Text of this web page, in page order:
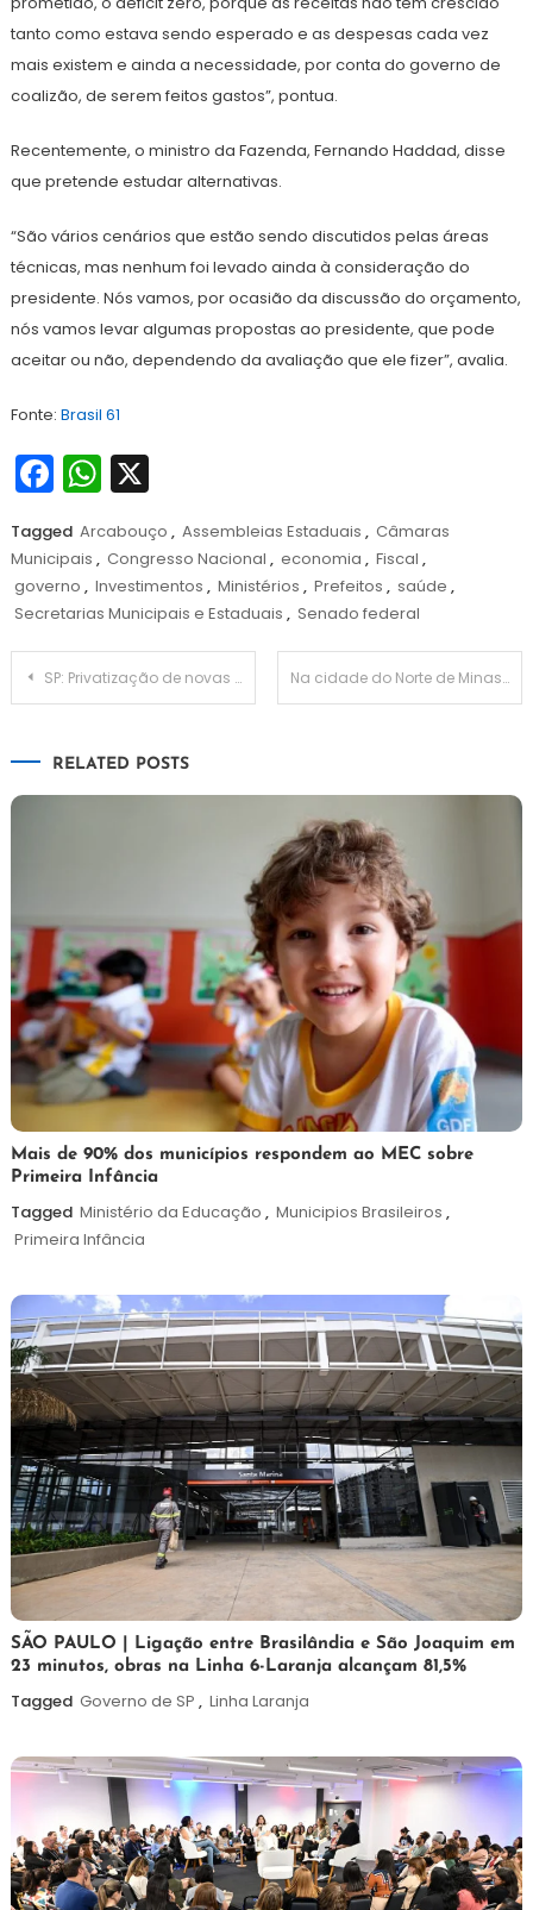
tanto como estava sendo esperado e as despesas cada vez
mais existem e ainda a necessidade, por conta do governo de
coalizão, de serem feitos gastos”, pontua.
Recentemente, o ministro da Fazenda, Fernando Haddad, disse
que pretende estudar alternativas.
“São vários cenários que estão sendo discutidos pelas áreas
técnicas, mas nenhum foi levado ainda à consideração do
presidente. Nós vamos, por ocasião da discussão do orçamento,
nós vamos levar algumas propostas ao presidente, que pode
aceitar ou não, dependendo da avaliação que ele fizer”, avalia.
Fonte: Brasil 61
Facebook
WhatsApp
X
Tagged Arcabouço , Assembleias Estaduais , Câmaras
Municipais , Congresso Nacional , economia , Fiscal ,
governo , Investimentos , Ministérios , Prefeitos , saúde ,
Secretarias Municipais e Estaduais , Senado federal
Navegação
SP: Privatização de novas linhas de trens procede Na cidade do Norte de Minas prefeito foi acusado por fraude em licitação
RELATED POSTS
25
de
maio
de
Maurilio
Mais de 90% dos municípios respondem ao MEC sobre
Primeira Infância
Tagged Ministério da Educação , Municipios Brasileiros ,
Primeira Infância
19
de
maio
Maurilio
SÃO PAULO | Ligação entre Brasilândia e São Joaquim em
23 minutos, obras na Linha 6-Laranja alcançam 81,5%
Tagged Governo de SP , Linha Laranja